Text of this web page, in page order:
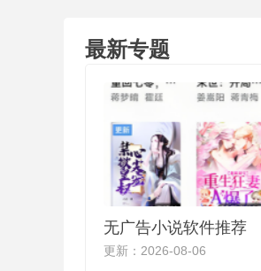
最新专题
无广告小说软件推荐
更新：2026-08-06